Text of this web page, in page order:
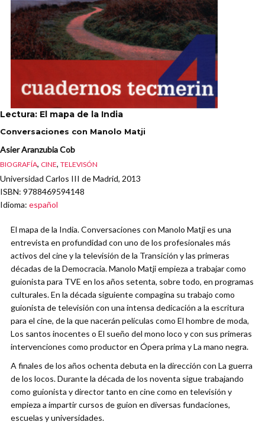
Lectura: El mapa de la India
Conversaciones con Manolo Matji
Asier Aranzubia Cob
BIOGRAFÍA, CINE, TELEVISÓN
Universidad Carlos III de Madrid, 2013
ISBN: 9788469594148
Idioma: español
El mapa de la India. Conversaciones con Manolo Matji es una
entrevista en profundidad con uno de los profesionales más
activos del cine y la televisión de la Transición y las primeras
décadas de la Democracia. Manolo Matji empieza a trabajar como
guionista para TVE en los años setenta, sobre todo, en programas
culturales. En la década siguiente compagina su trabajo como
guionista de televisión con una intensa dedicación a la escritura
para el cine, de la que nacerán películas como El hombre de moda,
Los santos inocentes o El sueño del mono loco y con sus primeras
intervenciones como productor en Ópera prima y La mano negra.
A finales de los años ochenta debuta en la dirección con La guerra
de los locos. Durante la década de los noventa sigue trabajando
como guionista y director tanto en cine como en televisión y
empieza a impartir cursos de guion en diversas fundaciones,
escuelas y universidades.